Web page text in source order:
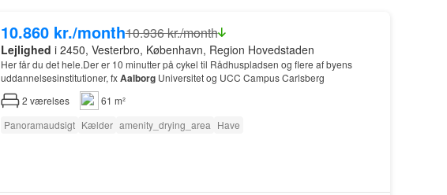
10.860 kr./month10.936 kr./month
Lejlighed i 2450, Vesterbro, København, Region Hovedstaden
Her får du det hele.Der er 10 minutter på cykel til Rådhuspladsen og flere af byens
uddannelsesinstitutioner, fxAalborgUniversitet og UCC Campus Carlsberg
2 værelses
61 m²
Panoramaudsigt Kælder amenity_drying_area Have